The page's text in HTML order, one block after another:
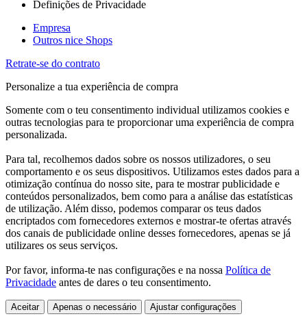
Definições de Privacidade
Empresa
Outros nice Shops
Retrate-se do contrato
Personalize a tua experiência de compra
Somente com o teu consentimento individual utilizamos cookies e
outras tecnologias para te proporcionar uma experiência de compra
personalizada.
Para tal, recolhemos dados sobre os nossos utilizadores, o seu
comportamento e os seus dispositivos. Utilizamos estes dados para a
otimização contínua do nosso site, para te mostrar publicidade e
conteúdos personalizados, bem como para a análise das estatísticas
de utilização. Além disso, podemos comparar os teus dados
encriptados com fornecedores externos e mostrar-te ofertas através
dos canais de publicidade online desses fornecedores, apenas se já
utilizares os seus serviços.
Por favor, informa-te nas configurações e na nossa Política de
Privacidade antes de dares o teu consentimento.
Aceitar Apenas o necessário Ajustar configurações